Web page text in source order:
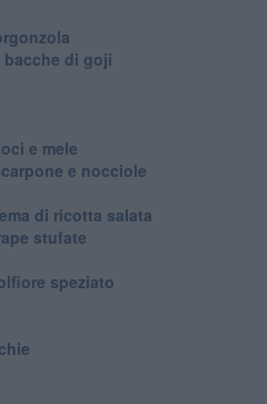
bacche di goji
e mele
e nocciole
di ricotta salata
stufate
speziato